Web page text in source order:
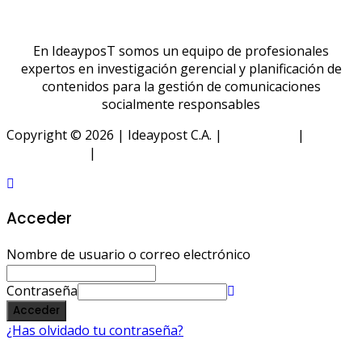
En IdeayposT somos un equipo de profesionales
expertos en investigación gerencial y planificación de
contenidos para la gestión de comunicaciones
socialmente responsables
Copyright © 2026 | Ideaypost C.A. |
|
|
Acceder
Nombre de usuario o correo electrónico
Contraseña
Acceder
¿Has olvidado tu contraseña?